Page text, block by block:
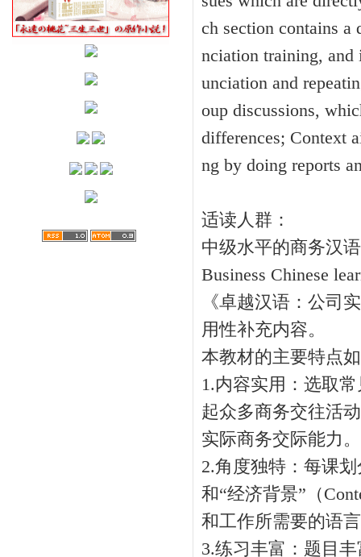
ch section contains a
nciation training,
unciation and
oup discussions,
differences; Context
ng by doing reports
适读人群：
中级水平的商务汉
Business Chinese
《卓越汉语：公司
用性补充内容。
本教材的主要特点
1.内容实用：选取
起众多商务交往活
实际商务交际能力。
2.角度独特：每课划
和“经济背景”（
和工作所需要的语
3.练习丰富：题目